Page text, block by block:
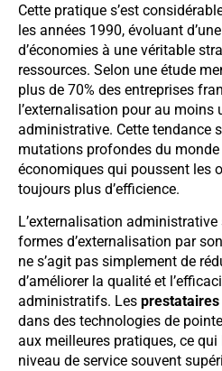
Cette pratique s’est
les années 1990, évoluant
d’économies à une véritable
ressources. Selon une étude
plus de 70% des entreprises
l’externalisation pour au moins
administrative. Cette tendance
mutations profondes du
économiques qui poussent les
toujours plus d’efficience.
L’externalisation
formes d’externalisation par
ne s’agit pas simplement de
d’améliorer la qualité et
administratifs. Les
dans des technologies de
aux meilleures pratiques, ce qui
niveau de service souvent